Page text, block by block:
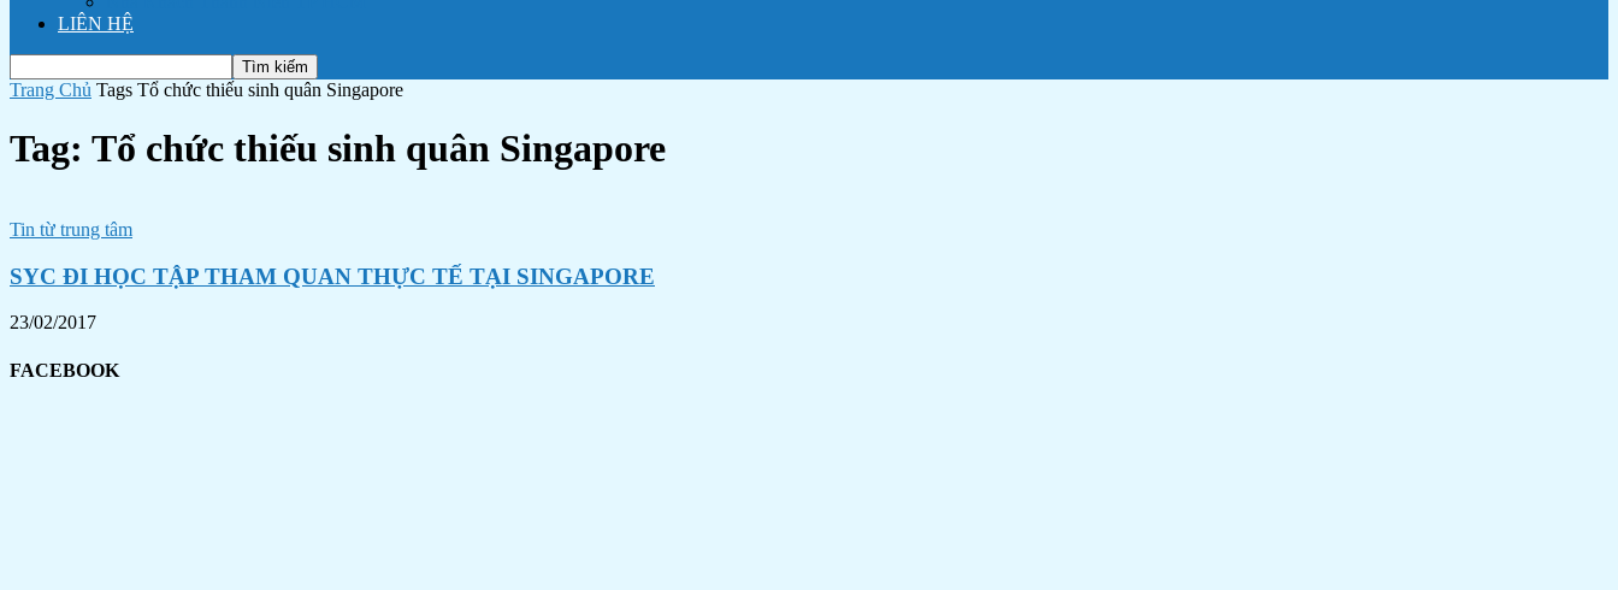
LIÊN HỆ
Trang Chủ Tags Tổ chức thiếu sinh quân Singapore
Tag: Tổ chức thiếu sinh quân Singapore
Tin từ trung tâm
SYC ĐI HỌC TẬP THAM QUAN THỰC TẾ TẠI SINGAPORE
23/02/2017
FACEBOOK